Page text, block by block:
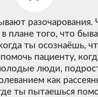
разочарования.
в плане того, что
ты осознаёшь,
пациенту,
люди,
как
ты пытаешься